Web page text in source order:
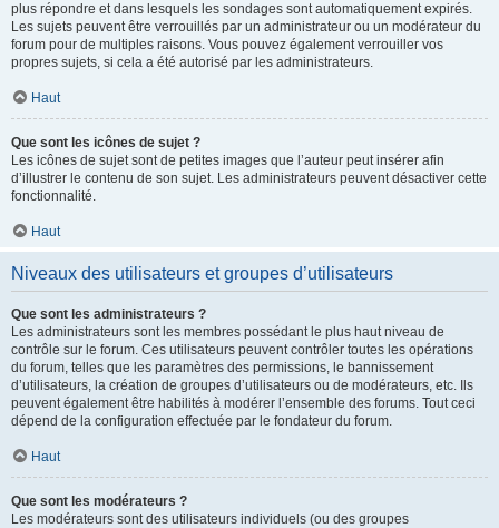
plus répondre et dans lesquels les sondages sont automatiquement expirés.
Les sujets peuvent être verrouillés par un administrateur ou un modérateur du
forum pour de multiples raisons. Vous pouvez également verrouiller vos
propres sujets, si cela a été autorisé par les administrateurs.
Haut
Que sont les icônes de sujet ?
Les icônes de sujet sont de petites images que l’auteur peut insérer afin
d’illustrer le contenu de son sujet. Les administrateurs peuvent désactiver cette
fonctionnalité.
Haut
Niveaux des utilisateurs et groupes d’utilisateurs
Que sont les administrateurs ?
Les administrateurs sont les membres possédant le plus haut niveau de
contrôle sur le forum. Ces utilisateurs peuvent contrôler toutes les opérations
du forum, telles que les paramètres des permissions, le bannissement
d’utilisateurs, la création de groupes d’utilisateurs ou de modérateurs, etc. Ils
peuvent également être habilités à modérer l’ensemble des forums. Tout ceci
dépend de la configuration effectuée par le fondateur du forum.
Haut
Que sont les modérateurs ?
Les modérateurs sont des utilisateurs individuels (ou des groupes